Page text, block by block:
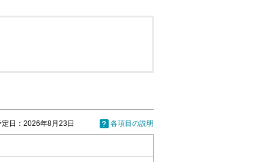
日：2026年8月23日 各項目の説明